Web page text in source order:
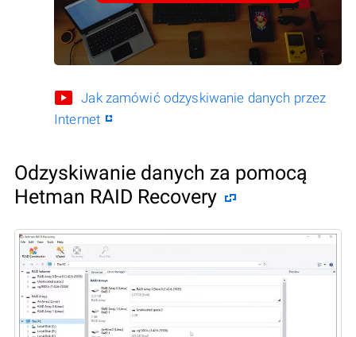
Jak zamówić odzyskiwanie danych przez
Internet
Odzyskiwanie danych za pomocą
Hetman RAID Recovery